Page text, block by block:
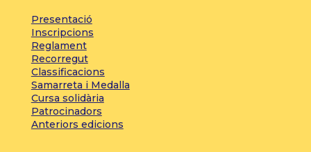
Presentació
Inscripcions
Reglament
Recorregut
Classificacions
Samarreta i Medalla
Cursa solidària
Patrocinadors
Anteriors edicions